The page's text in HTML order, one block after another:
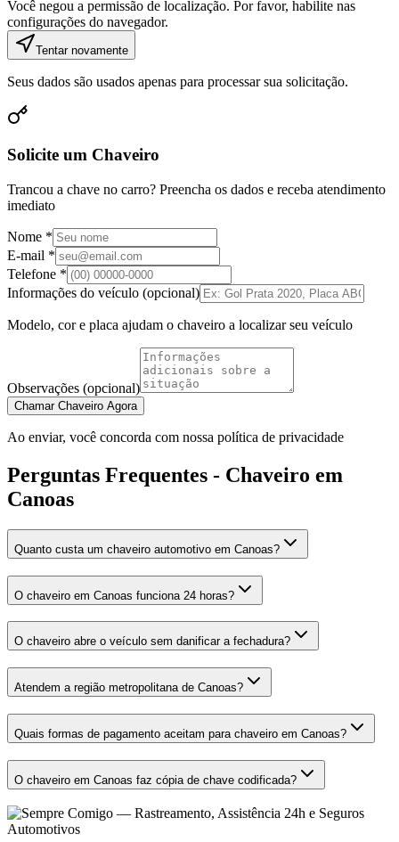
Você negou a permissão de localização. Por favor, habilite nas
configurações do navegador.
Tentar novamente
Seus dados são usados apenas para processar sua solicitação.
Solicite um Chaveiro
Trancou a chave no carro? Preencha os dados e receba atendimento
imediato
Nome *
E-mail *
Telefone *
Informações do veículo (opcional)
Modelo, cor e placa ajudam o chaveiro a localizar seu veículo
Observações (opcional)
Chamar Chaveiro Agora
Ao enviar, você concorda com nossa política de privacidade
Perguntas Frequentes - Chaveiro em
Canoas
Quanto custa um chaveiro automotivo em Canoas?
O chaveiro em Canoas funciona 24 horas?
O chaveiro abre o veículo sem danificar a fechadura?
Atendem a região metropolitana de Canoas?
Quais formas de pagamento aceitam para chaveiro em Canoas?
O chaveiro em Canoas faz cópia de chave codificada?